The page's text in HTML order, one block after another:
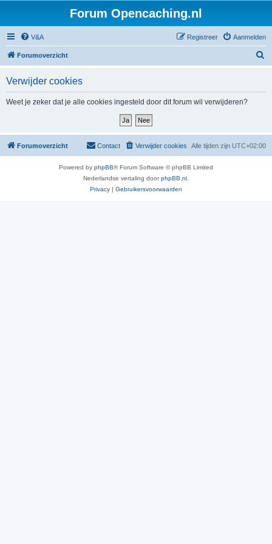
Forum Opencaching.nl
V&A Aanmelden
Registreer
Forumoverzicht
Verwijder cookies
Weet je zeker dat je alle cookies ingesteld door dit forum wil verwijderen?
Forumoverzicht Alle tijden zijn UTC+02:00
Verwijder cookies
Contact
Powered by phpBB® Forum Software © phpBB Limited
Nederlandse vertaling doorphpBB.nl
Privacy | Gebruikersvoorwaarden